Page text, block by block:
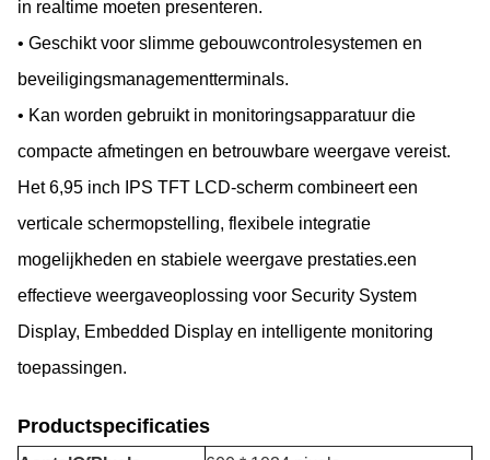
in realtime moeten presenteren.
• Geschikt voor slimme gebouwcontrolesystemen en
beveiligingsmanagementterminals.
• Kan worden gebruikt in monitoringsapparatuur die
compacte afmetingen en betrouwbare weergave vereist.
Het 6,95 inch IPS TFT LCD-scherm combineert een
verticale schermopstelling, flexibele integratie
mogelijkheden en stabiele weergave prestaties.een
effectieve weergaveoplossing voor Security System
Display, Embedded Display en intelligente monitoring
toepassingen.
Productspecificaties